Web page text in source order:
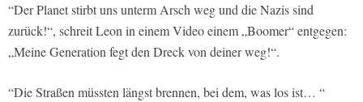
“Der Planet stirbt uns unterm Arsch weg und die Nazis sind
zurück!“, schreit Leon in einem Video einem „Boomer“ entgegen:
„Meine Generation fegt den Dreck von deiner weg!“.
“Die Straßen müssten längst brennen, bei dem, was los ist… “